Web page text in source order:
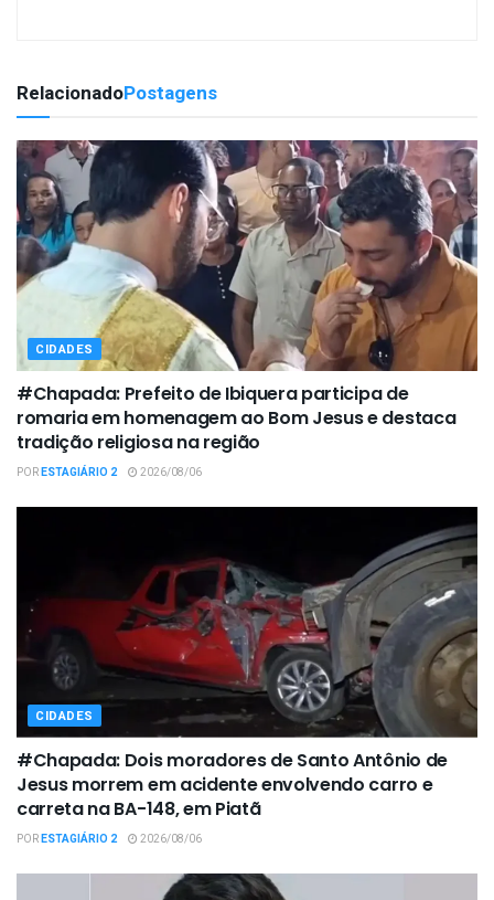
RelacionadoPostagens
CIDADES
#Chapada: Prefeito de Ibiquera participa de
romaria em homenagem ao Bom Jesus e destaca
tradição religiosa na região
PORESTAGIÁRIO 2 2026/08/06
CIDADES
#Chapada: Dois moradores de Santo Antônio de
Jesus morrem em acidente envolvendo carro e
carreta na BA-148, em Piatã
PORESTAGIÁRIO 2 2026/08/06